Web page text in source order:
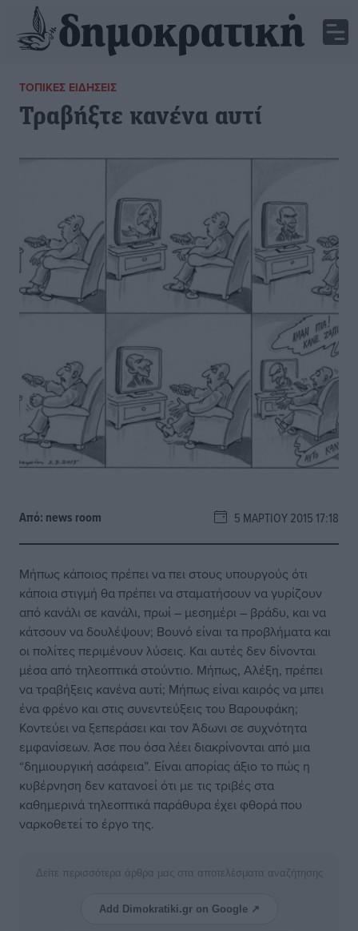
ΤΟΠΙΚΈΣ ΕΙΔΉΣΕΙΣ
Τραβήξτε κανένα αυτί
Από: news room 5 ΜΑΡΤΊΟΥ 2015 17:18
Μήπως κάποιος πρέπει να πει στους υπουργούς ότι
κάποια στιγμή θα πρέπει να σταματήσουν να γυρίζουν
από κανάλι σε κανάλι, πρωί – μεσημέρι – βράδυ, και να
κάτσουν να δουλέψουν; Βουνό είναι τα προβλήματα και
οι πολίτες περιμένουν λύσεις. Και αυτές δεν δίνονται
μέσα από τηλεοπτικά στούντιο. Μήπως, Αλέξη, πρέπει
να τραβήξεις κανένα αυτί; Μήπως είναι καιρός να μπει
ένα φρένο και στις συνεντεύξεις του Βαρουφάκη;
Κοντεύει να ξεπεράσει και τον Άδωνι σε συχνότητα
εμφανίσεων. Άσε που όσα λέει διακρίνονται από μια
“δημιουργική ασάφεια”. Είναι απορίας άξιο το πώς η
κυβέρνηση δεν κατανοεί ότι με τις τριβές στα
καθημερινά τηλεοπτικά παράθυρα έχει φθορά που
ναρκοθετεί το έργο της.
Δείτε περισσότερα άρθρα μας στα αποτελέσματα αναζήτησης
Add Dimokratiki.gr on Google ↗